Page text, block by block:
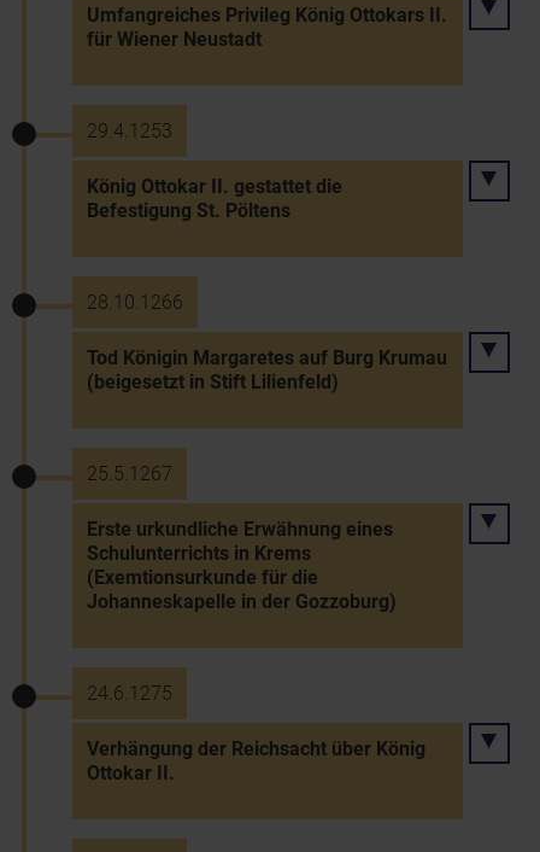
Umfangreiches Privileg König Ottokars II.
für Wiener Neustadt
29.4.1253
König Ottokar II. gestattet die
Befestigung St. Pöltens
28.10.1266
Tod Königin Margaretes auf Burg Krumau
(beigesetzt in Stift Lilienfeld)
25.5.1267
Erste urkundliche Erwähnung eines
Schulunterrichts in Krems
(Exemtionsurkunde für die
Johanneskapelle in der Gozzoburg)
24.6.1275
Verhängung der Reichsacht über König
Ottokar II.